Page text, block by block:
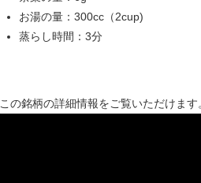
お湯の量：300cc（2cup)
蒸らし時間：3分
この銘柄の詳細情報をご覧いただけます